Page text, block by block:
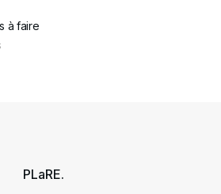
à faire
PLaRE.